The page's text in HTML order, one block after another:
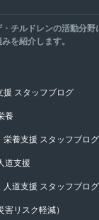
・チルドレンの活動分野
を紹介します。
援 スタッフブログ
養
栄養支援 スタッフブログ
道支援
人道支援 スタッフブログ
害リスク軽減）